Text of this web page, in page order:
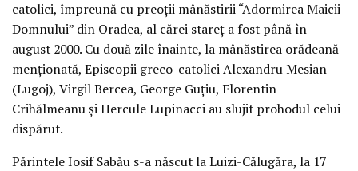
catolici, împreună cu preoţii mânăstirii “Adormirea Maicii
Domnului” din Oradea, al cărei stareţ a fost până în
august 2000. Cu două zile înainte, la mânăstirea orădeană
menţionată, Episcopii greco-catolici Alexandru Mesian
(Lugoj), Virgil Bercea, George Guţiu, Florentin
Crihălmeanu şi Hercule Lupinacci au slujit prohodul celui
dispărut.
Părintele Iosif Sabău s-a născut la Luizi-Călugăra, la 17